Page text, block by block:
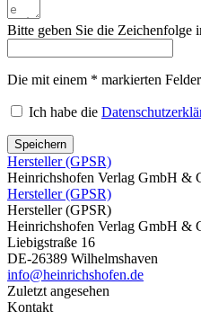
Bitte geben Sie die Zeichenfolge
Die mit einem * markierten
Ich habe die
Speichern
Hersteller (GPSR)
Heinrichshofen Verlag GmbH &
Hersteller (GPSR)
Hersteller (GPSR)
Heinrichshofen Verlag GmbH &
Liebigstraße 16
DE-26389 Wilhelmshaven
info@heinrichshofen.de
Zuletzt angesehen
Kontakt